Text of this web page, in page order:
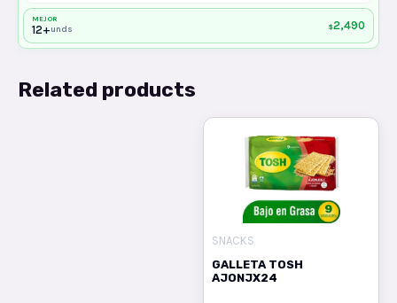
MEJOR
12+unds $2,490
Related products
SNACKS
GALLETA TOSH
AJONJX24